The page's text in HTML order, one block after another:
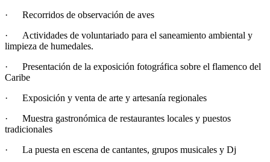
· Recorridos de observación de aves
· Actividades de voluntariado para el saneamiento ambiental y
limpieza de humedales.
· Presentación de la exposición fotográfica sobre el flamenco del
Caribe
· Exposición y venta de arte y artesanía regionales
· Muestra gastronómica de restaurantes locales y puestos
tradicionales
· La puesta en escena de cantantes, grupos musicales y Dj